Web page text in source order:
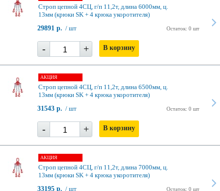
Строп цепной 4СЦ, г/п 11,2т, длина 6000мм, ц.
13мм (крюки SK + 4 крюка укоротителя)
Остаток: 0 шт
29891 р. / шт
- + В корзину
АКЦИЯ
Строп цепной 4СЦ, г/п 11,2т, длина 6500мм, ц.
13мм (крюки SK + 4 крюка укоротителя)
Остаток: 0 шт
31543 р. / шт
- + В корзину
АКЦИЯ
Строп цепной 4СЦ, г/п 11,2т, длина 7000мм, ц.
13мм (крюки SK + 4 крюка укоротителя)
Остаток: 0 шт
33195 р. / шт